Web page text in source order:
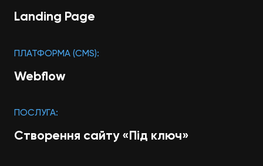
Landing Page
ПЛАТФОРМА (CMS):
Webflow
ПОСЛУГА:
Створення сайту «Під ключ»